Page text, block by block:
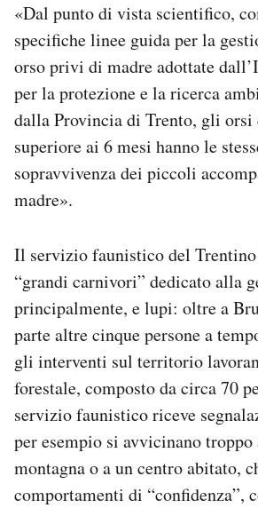
«Dal punto di vista scientifico,
specifiche linee guida per la
orso privi di madre adottate
per la protezione e la ricerca
dalla Provincia di Trento, gli orsi
superiore ai 6 mesi hanno le
sopravvivenza dei piccoli
madre».
Il servizio faunistico del Trentino
“grandi carnivori” dedicato alla
principalmente, e lupi: oltre a
parte altre cinque persone a
gli interventi sul territorio
forestale, composto da circa 70
servizio faunistico riceve
per esempio si avvicinano
montagna o a un centro abitato,
comportamenti di “confidenza”,